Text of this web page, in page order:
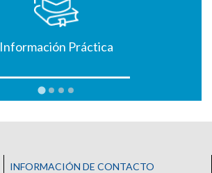
Información Práctica
INFORMACIÓN DE CONTACTO